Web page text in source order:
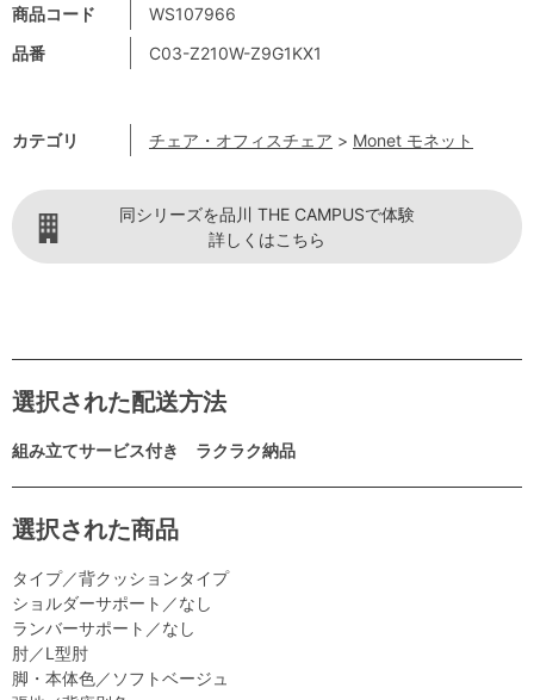
商品コード
WS107966
品番
C03-Z210W-Z9G1KX1
カテゴリ チェア・オフィスチェア > Monet モネット
同シリーズを品川 THE CAMPUSで体験
詳しくはこちら
選択された配送方法
組み立てサービス付き ラクラク納品
選択された商品
タイプ／背クッションタイプ
ショルダーサポート／なし
ランバーサポート／なし
肘／L型肘
脚・本体色／ソフトベージュ